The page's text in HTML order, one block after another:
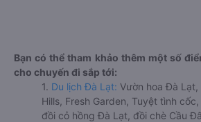
Bạn có thể tham khảo thêm một số
cho chuyến đi sắp tới:
1. Du lịch Đà Lạt: Vườn hoa Đà
Hills, Fresh Garden, Tuyệt tình
đồi cỏ hồng Đà Lạt, đồi chè Cầu